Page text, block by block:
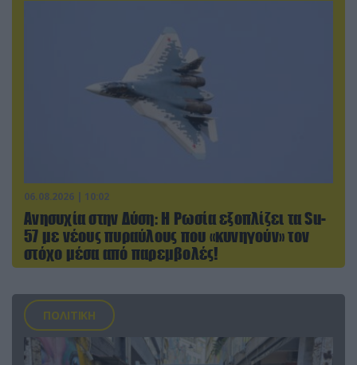
06.08.2026 | 10:02
Ανησυχία στην Δύση: H Ρωσία εξοπλίζει τα Su-
57 με νέους πυραύλους που «κυνηγούν» τον
στόχο μέσα από παρεμβολές!
ΠΟΛΙΤΙΚΗ